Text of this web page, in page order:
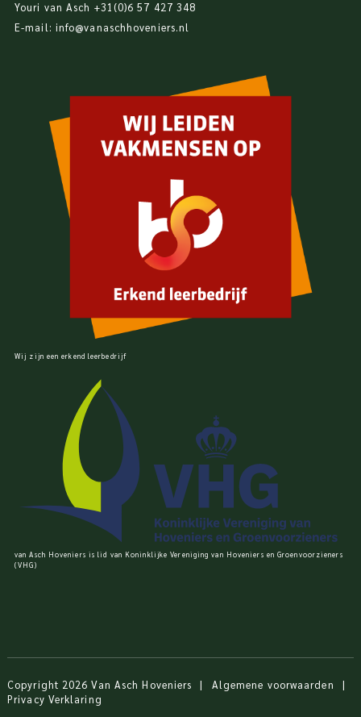
Youri van Asch +31(0)6 57 427 348
E-mail: info@vanaschhoveniers.nl
Wij zijn een erkend leerbedrijf
van Asch Hoveniers is lid van Koninklijke Vereniging van Hoveniers en Groenvoorzieners
(VHG)
Copyright 2026 Van Asch Hoveniers | Algemene voorwaarden
|
Privacy Verklaring